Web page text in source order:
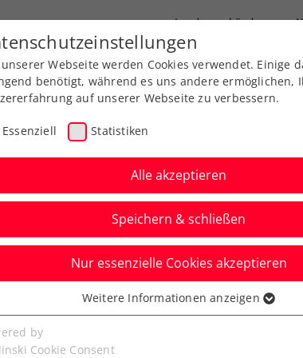
Landesverbände
Ausbildung Services Über
Aktuelle News
Webseite werden Cookies verwendet. Einige
benötigt, während es uns andere ermöglichen,
auf unserer Webseite zu verbessern.
Essenziell Statistiken
Alle akzeptieren
Speichern & schließen
Nur essenzielle Cookies akzeptieren
Cookies werden für grundlegende Funktionen
benötigt. Dadurch ist gewährleistet, dass die
Weitere Informationen anzeigen
by
Cookie Consent